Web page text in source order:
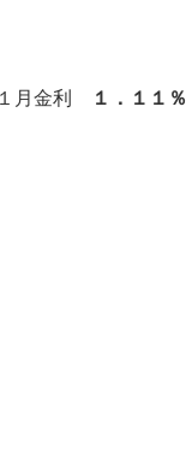
月金利
１．１１％